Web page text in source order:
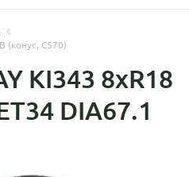
(конус, C570)
KI343 8xR18
DIA67.1